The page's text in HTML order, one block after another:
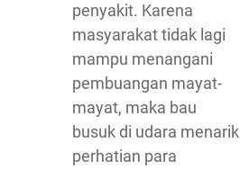
penyakit. Karena
masyarakat tidak lagi
mampu menangani
pembuangan mayat-
mayat, maka bau
busuk di udara menarik
perhatian para